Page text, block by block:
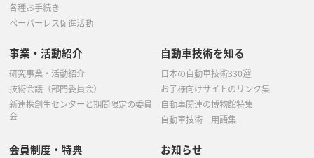
2月
各種お手続き
ペーパーレス促進活動
事業・活動紹介
研究事業・活動紹介
技術会議（部門委員会）
新連携創生センターと期間限定の委員
会
自動車技術を知る
日本の自動車技術330選
お子様向けサイトのリンク集
自動車関連の博物館特集
自動車技術 用語集
会員制度・特典 お知らせ